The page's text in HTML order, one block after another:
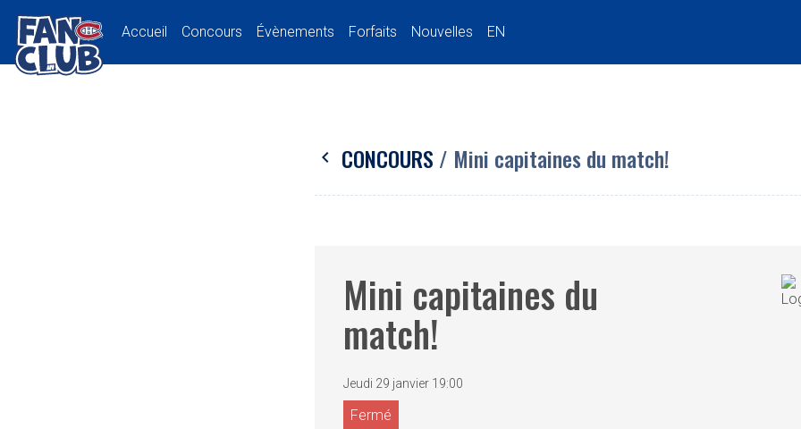
Accueil Concours Évènements Forfaits Nouvelles EN
chevron_left CONCOURS / Mini capitaines du match!
Mini capitaines du
match!
Jeudi 29 janvier 19:00
Fermé